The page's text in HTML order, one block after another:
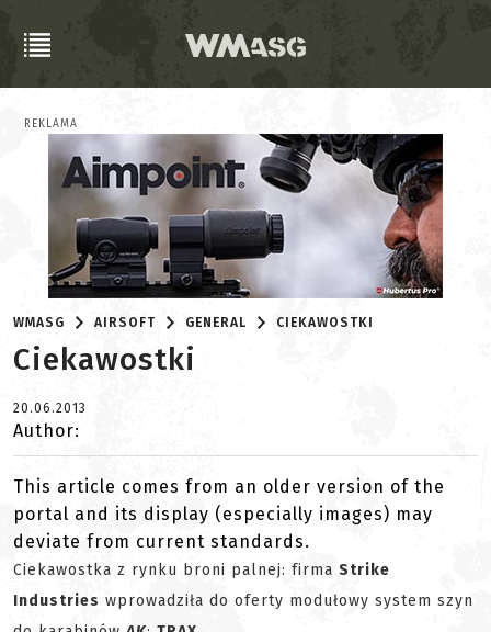
REKLAMA
WMASG AIRSOFT GENERAL CIEKAWOSTKI
Ciekawostki
20.06.2013
Author:
This article comes from an older version of the
portal and its display (especially images) may
deviate from current standards.
Ciekawostka z rynku broni palnej: firma Strike
Industries wprowadziła do oferty modułowy system szyn